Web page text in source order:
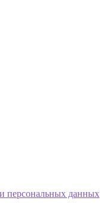
персональных данных